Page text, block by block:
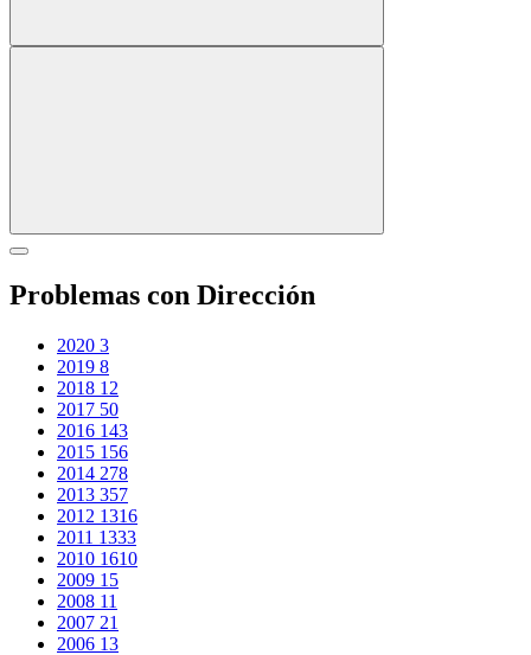
Problemas con Dirección
2020 3
2019 8
2018 12
2017 50
2016 143
2015 156
2014 278
2013 357
2012 1316
2011 1333
2010 1610
2009 15
2008 11
2007 21
2006 13